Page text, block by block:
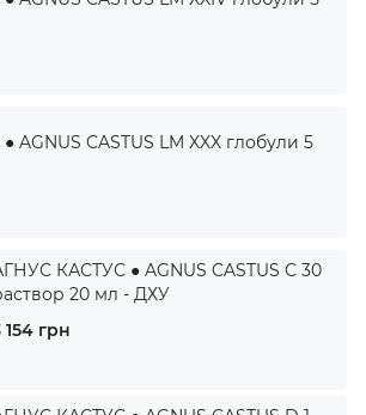
CASTUS LM XXX глобули 5
КАСТУС ● AGNUS CASTUS C 30
20 мл - ДХУ
154 грн